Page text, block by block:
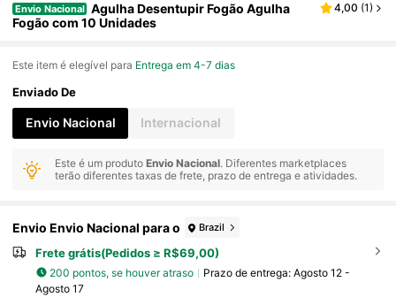
Envio Nacional Agulha Desentupir Fogão Agulha
Fogão com 10 Unidades
4,00 (1)
Este item é elegível para Entrega em 4-7 dias
Enviado De
Envio Nacional Internacional
Este é um produtoEnvio Nacional. Diferentes marketplaces
terão diferentes taxas de frete, prazo de entrega e atividades.
Envio Envio Nacional para o Brazil
Frete grátis(Pedidos ≥ R$69,00)
200 pontos, se houver atraso Prazo de entrega: Agosto 12 -
Agosto 17